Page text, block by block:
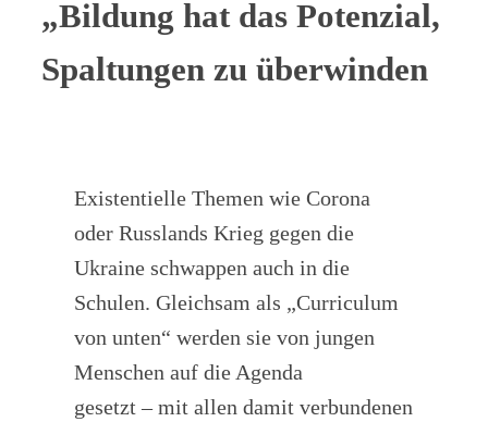
„Bildung hat das Potenzial,
Spaltungen zu überwinden
Existentielle Themen wie Corona
oder Russlands Krieg gegen die
Ukraine schwappen auch in die
Schulen. Gleichsam als „Curriculum
von unten“ werden sie von jungen
Menschen auf die Agenda
gesetzt – mit allen damit verbundenen